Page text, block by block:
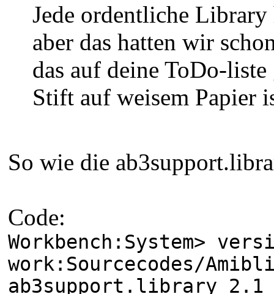
Jede ordentliche Library
aber das hatten wir
das auf deine ToDo-
Stift auf weisem Papier
So wie die
Code:
Workbench:System>
work:Sourcecodes/
ab3support.library 2.1